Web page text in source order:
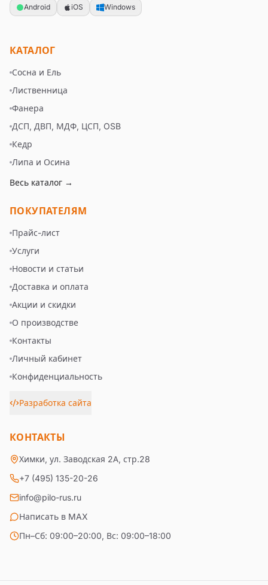
Android iOS Windows
КАТАЛОГ
Сосна и Ель
Лиственница
Фанера
ДСП, ДВП, МДФ, ЦСП, OSB
Кедр
Липа и Осина
Весь каталог →
ПОКУПАТЕЛЯМ
Прайс-лист
Услуги
Новости и статьи
Доставка и оплата
Акции и скидки
О производстве
Контакты
Личный кабинет
Конфиденциальность
Разработка сайта
КОНТАКТЫ
Химки, ул. Заводская 2А, стр.28
+7 (495) 135-20-26
info@pilo-rus.ru
Написать в MAX
Пн–Сб: 09:00–20:00, Вс: 09:00–18:00